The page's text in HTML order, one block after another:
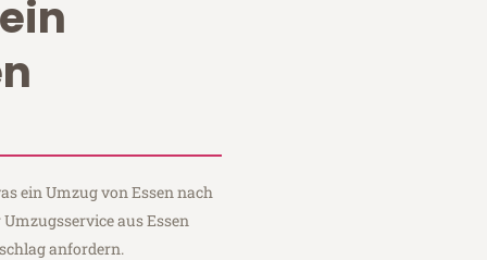
ein Umzug von Essen nach
aus Essen
anfordern.